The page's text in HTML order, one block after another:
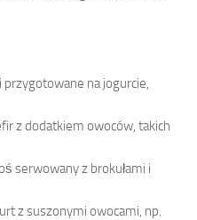
przygotowane na jogurcie,
z dodatkiem owoców, takich
serwowany z brokułami i
z suszonymi owocami, np.